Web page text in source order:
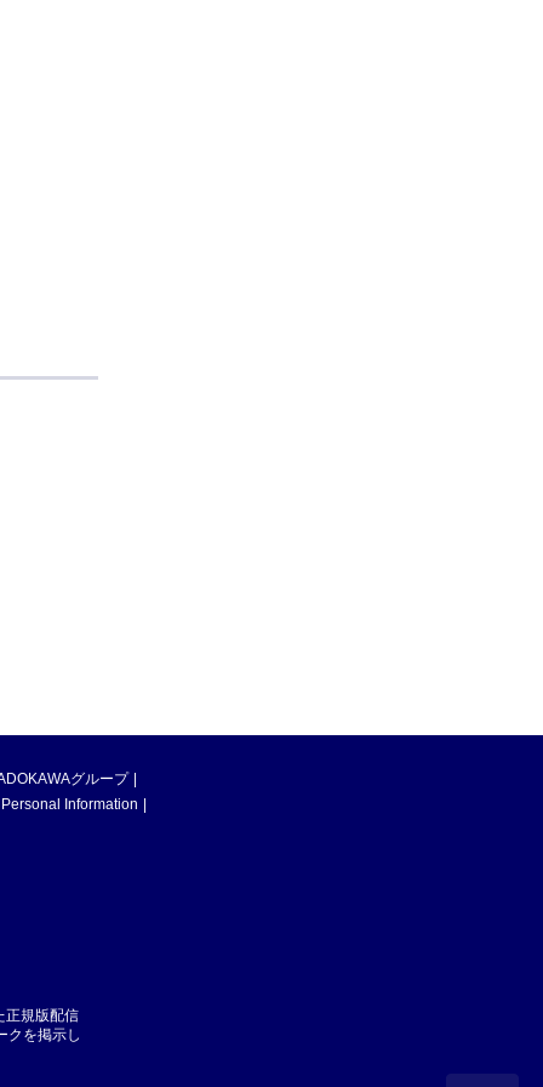
グループ
Information
正規版配信
クを掲示し